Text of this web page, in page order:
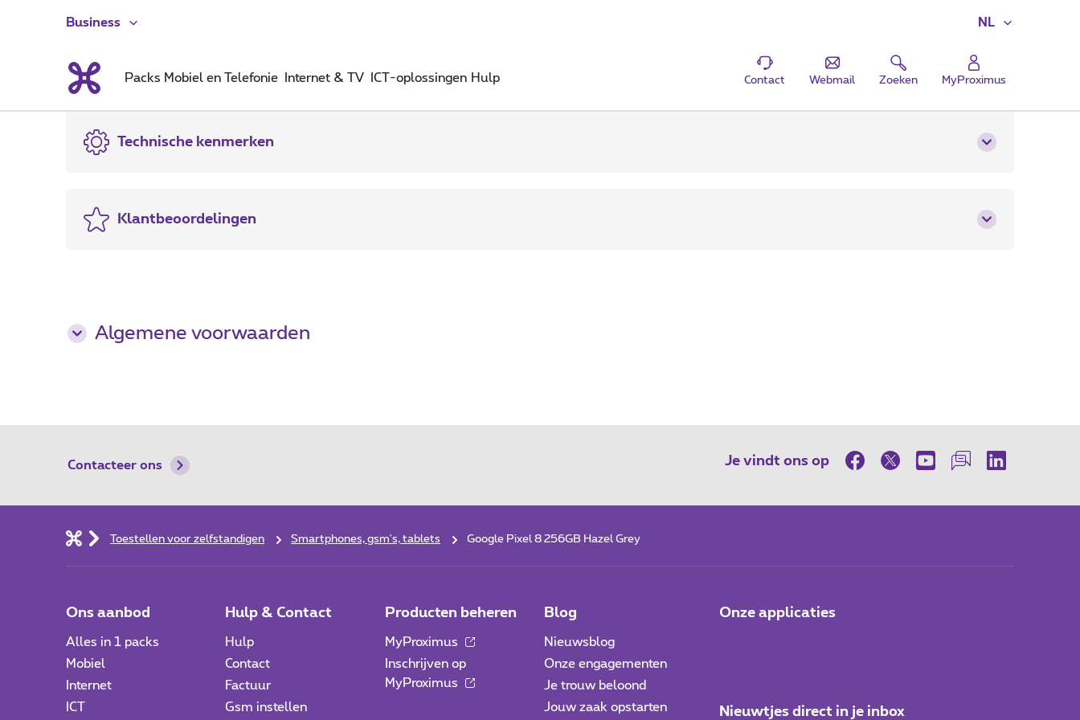
NL
Business
Packs Mobiel en Telefonie Internet & TV ICT-oplossingen Hulp Contact Webmail Zoeken MyProximus
Technische kenmerken
Klantbeoordelingen
Algemene voorwaarden
Contacteer ons Je vindt ons op
Toestellen voor zelfstandigen Smartphones, gsm's, tablets Google Pixel 8 256GB Hazel Grey
Ons aanbod
Alles in 1 packs
Mobiel
Internet
ICT
Hulp & Contact
Hulp
Contact
Factuur
Gsm instellen
Producten beheren
MyProximus
Inschrijven op
MyProximus
Blog
Nieuwsblog
Onze engagementen
Je trouw beloond
Jouw zaak opstarten
Onze applicaties
Nieuwtjes direct in je inbox